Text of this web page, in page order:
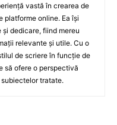
vastă în crearea de
online. Ea își
dedicare, fiind mereu
relevante și utile. Cu o
de scriere în funcție de
să ofere o perspectivă
tratate.